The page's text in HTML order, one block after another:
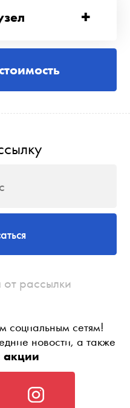
+
от рассылки
социальным сетям!
новости, а также
акции